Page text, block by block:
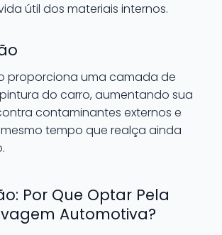
útil dos materiais internos.
proporciona uma camada de
do carro, aumentando sua
contaminantes externos e
mesmo tempo que realça ainda
Por Que Optar Pela
Automotiva?